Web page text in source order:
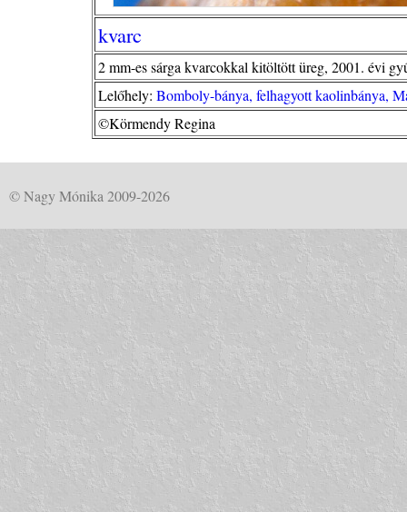
kvarc
2 mm-es sárga kvarcokkal kitöltött üreg, 2001. évi
Lelőhely: Bomboly-bánya, felhagyott kaolinbánya,
©Körmendy Regina
© Nagy Mónika 2009-2026